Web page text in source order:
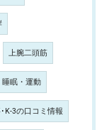
上腕二頭筋
睡眠・運動
K-3の口コミ情報